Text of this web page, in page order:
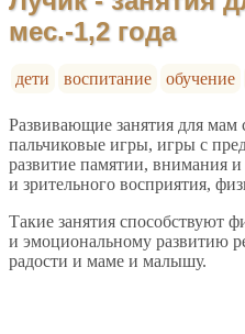
мес.-1,2 года
дети воспитание обучение
Развивающие занятия для
пальчиковые игры, игры с
развитие памятии, внимания
и зрительного восприятия,
Такие занятия способствуют
и эмоциональному развитию
радости и маме и малышу.